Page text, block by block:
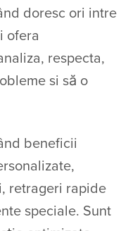
doresc ori intre
ofera
respecta,
si să o
beneficii
retrageri rapide
speciale. Sunt